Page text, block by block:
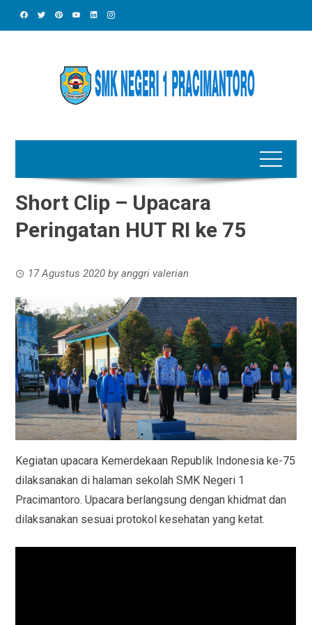
Short Clip – Upacara
Peringatan HUT RI ke 75
17 Agustus 2020 byanggri valerian
Kegiatan upacara Kemerdekaan Republik Indonesia ke-75
dilaksanakan di halaman sekolah SMK Negeri 1
Pracimantoro. Upacara berlangsung dengan khidmat dan
dilaksanakan sesuai protokol kesehatan yang ketat.